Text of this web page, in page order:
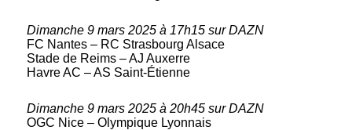
Dimanche 9 mars 2025 à 17h15 sur DAZN
FC Nantes – RC Strasbourg Alsace
Stade de Reims – AJ Auxerre
Havre AC – AS Saint-Étienne
Dimanche 9 mars 2025 à 20h45 sur DAZN
OGC Nice – Olympique Lyonnais